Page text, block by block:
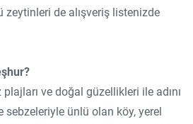
zeytinleri de alışveriş listenizde
ve doğal güzellikleri ile adını
sebzeleriyle ünlü olan köy, yerel